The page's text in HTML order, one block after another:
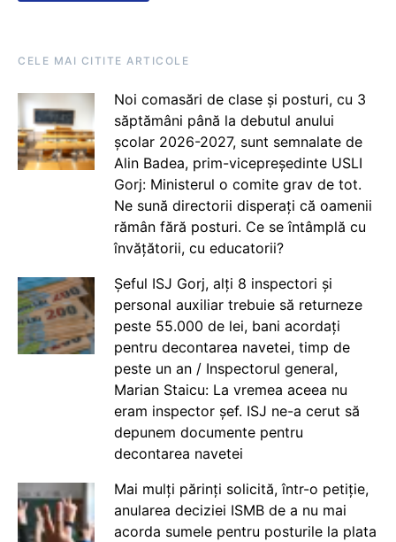
CELE MAI CITITE ARTICOLE
Noi comasări de clase și posturi, cu 3
săptămâni până la debutul anului
școlar 2026-2027, sunt semnalate de
Alin Badea, prim-vicepreședinte USLI
Gorj: Ministerul o comite grav de tot.
Ne sună directorii disperați că oamenii
rămân fără posturi. Ce se întâmplă cu
învățătorii, cu educatorii?
Șeful ISJ Gorj, alți 8 inspectori și
personal auxiliar trebuie să returneze
peste 55.000 de lei, bani acordați
pentru decontarea navetei, timp de
peste un an / Inspectorul general,
Marian Staicu: La vremea aceea nu
eram inspector șef. ISJ ne-a cerut să
depunem documente pentru
decontarea navetei
Mai mulți părinți solicită, într-o petiție,
anularea deciziei ISMB de a nu mai
acorda sumele pentru posturile la plata